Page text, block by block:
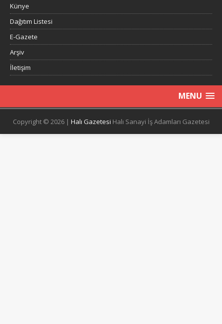
Künye
Dağıtım Listesi
E-Gazete
Arşiv
İletişim
MENU
Copyright © 2026 | Halı Gazetesi Halı Sanayi İş Adamları Gazetesi